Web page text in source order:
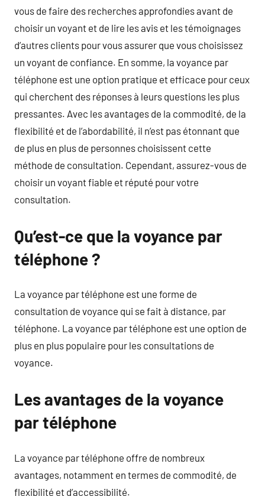
vous de faire des recherches approfondies avant de
choisir un voyant et de lire les avis et les témoignages
d’autres clients pour vous assurer que vous choisissez
un voyant de confiance. En somme, la voyance par
téléphone est une option pratique et efficace pour ceux
qui cherchent des réponses à leurs questions les plus
pressantes. Avec les avantages de la commodité, de la
flexibilité et de l’abordabilité, il n’est pas étonnant que
de plus en plus de personnes choisissent cette
méthode de consultation. Cependant, assurez-vous de
choisir un voyant fiable et réputé pour votre
consultation.
Qu’est-ce que la voyance par
téléphone ?
La voyance par téléphone est une forme de
consultation de voyance qui se fait à distance, par
téléphone. La voyance par téléphone est une option de
plus en plus populaire pour les consultations de
voyance.
Les avantages de la voyance
par téléphone
La voyance par téléphone offre de nombreux
avantages, notamment en termes de commodité, de
flexibilité et d’accessibilité.